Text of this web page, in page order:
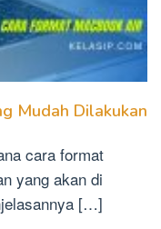
Mudah Dilakukan
cara format
yang akan di
[…]